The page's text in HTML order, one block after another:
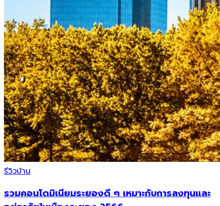
รีวิวบ้าน
รวมคอนโดมิเนียมระยองดี ๆ เหมาะกับการลงทุนและ